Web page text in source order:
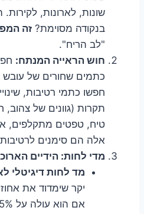
שונות, לארונות,
בנקודה מסוימת? זה
"לב הריח".
חוש הראייה המנתח:
כתמים שחורים של עובש
חפשו כתמי רטיבות,
תקרות (גוונים של צהוב,
טיח, טפטים מתקלפים,
אלה הם סימנים
מדי לחות: הידיים
מד לחות דיגיטלי
יקר שימדוד את